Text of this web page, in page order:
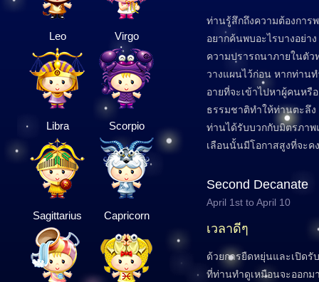
Leo Virgo
Libra Scorpio
Sagittarius Capricorn
ท่านรู้สึกถึงความต้องการ
อยากค้นพบอะไรบางอย่า
ความปรารถนาภายในตั
วางแผนไว้ก่อน หากท่าน
อายที่จะเข้าไปหาผู้คนหรื
ธรรมชาติทำให้ท่านตะลึ
ท่านได้รับบวกกับมิตรภา
เลือนนั้นมีโอกาสสูงที่จะค
Second Decanate
April 1st to April 10
เวลาดีๆ
ด้วยการยืดหยุ่นและเปิดรั
ที่ท่านทำดูเหมือนจะออกม